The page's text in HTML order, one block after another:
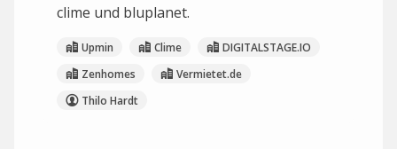
clime und bluplanet.
Upmin Clime
DIGITALSTAGE.IO
Zenhomes
Vermietet.de
Thilo Hardt